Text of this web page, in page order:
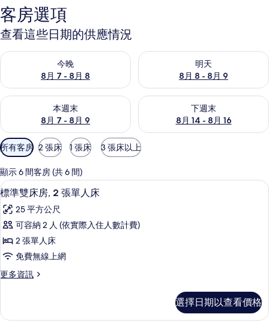
客房選項
查看這些日期的供應情況
今晚
8月 7 - 8月 8
查看今晚 (8月 7 - 8月 8) 的供應情況
明天
8月 8 - 8月 9
查看明天 (8月 8 - 8月 9) 的供
本週末
8月 7 - 8月 9
查看本週末 (8月 7 - 8月 9) 的供應情況
下週末
8月 14 - 8月 16
查看下週末 (8月 14 - 8月 16)
可
用
的
客
房
篩
選
條
所有客房 2 張床 1 張床 3 張床以上
顯示 6 間客房 (共 6 間)
顯
示
標
準
雙
房,
張
標準雙床房, 2 張單人床 | 高級寢具、
6
標準雙床房, 2 張單人床
25 平方公尺
可容納 2 人 (依實際入住人數計費)
2 張單人床
免費無線上網
更多資訊
更
雙
選擇日期以查看價格